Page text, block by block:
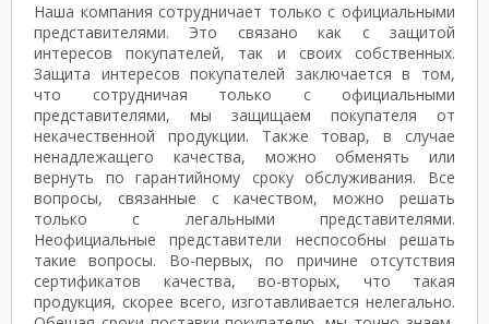
Наша компания сотрудничает только с официальными
представителями. Это связано как с защитой
интересов покупателей, так и своих собственных.
Защита интересов покупателей заключается в том,
что сотрудничая только с официальными
представителями, мы защищаем покупателя от
некачественной продукции. Также товар, в случае
ненадлежащего качества, можно обменять или
вернуть по гарантийному сроку обслуживания. Все
вопросы, связанные с качеством, можно решать
только с легальными представителями.
Неофициальные представители неспособны решать
такие вопросы. Во-первых, по причине отсутствия
сертификатов качества, во-вторых, что такая
продукция, скорее всего, изготавливается нелегально.